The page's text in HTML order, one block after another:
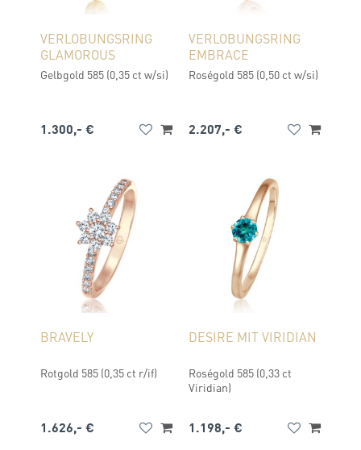
VERLOBUNGSRING
GLAMOROUS
Gelbgold 585 (0,35 ct w/si)
1.300,- €
VERLOBUNGSRING
EMBRACE
Roségold 585 (0,50 ct w/si)
2.207,- €
BRAVELY
Rotgold 585 (0,35 ct r/if)
1.626,- €
DESIRE MIT VIRIDIAN
Roségold 585 (0,33 ct
Viridian)
1.198,- €